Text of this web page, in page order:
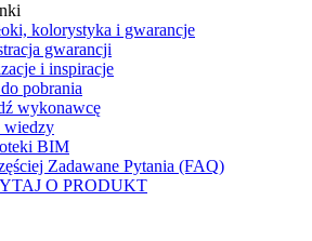
kolorystyka i gwarancje
gwarancji
i inspiracje
pobrania
wykonawcę
wiedzy
BIM
Zadawane Pytania (FAQ)
O PRODUKT